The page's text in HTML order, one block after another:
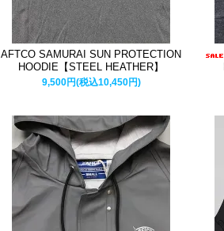
AFTCO SAMURAI SUN PROTECTION
HOODIE【STEEL HEATHER】
9,500円(税込10,450円)